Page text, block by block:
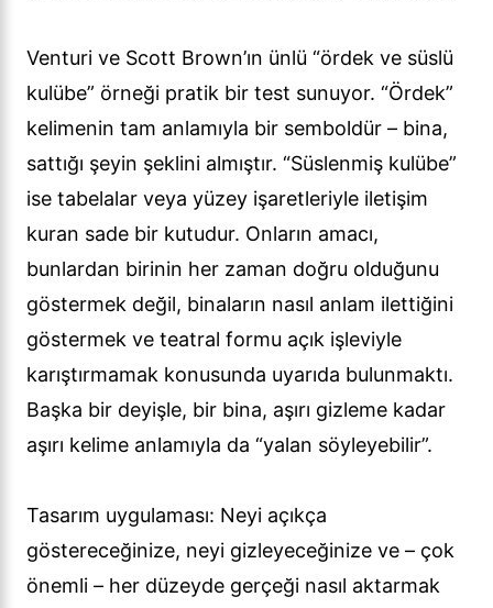
Venturi ve Scott Brown’ın ünlü “ördek ve süslü
kulübe” örneği pratik bir test sunuyor. “Ördek”
kelimenin tam anlamıyla bir semboldür – bina,
sattığı şeyin şeklini almıştır. “Süslenmiş kulübe”
ise tabelalar veya yüzey işaretleriyle iletişim
kuran sade bir kutudur. Onların amacı,
bunlardan birinin her zaman doğru olduğunu
göstermek değil, binaların nasıl anlam ilettiğini
göstermek ve teatral formu açık işleviyle
karıştırmamak konusunda uyarıda bulunmaktı.
Başka bir deyişle, bir bina, aşırı gizleme kadar
aşırı kelime anlamıyla da “yalan söyleyebilir”.
Tasarım uygulaması: Neyi açıkça
göstereceğinize, neyi gizleyeceğinize ve – çok
önemli – her düzeyde gerçeği nasıl aktarmak